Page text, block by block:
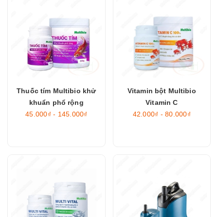
Thuốc tím Multibio khử
khuẩn phổ rộng
45.000₫ - 145.000₫
Vitamin bột Multibio
Vitamin C
42.000₫ - 80.000₫